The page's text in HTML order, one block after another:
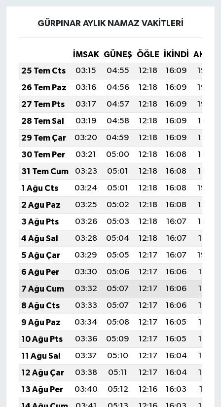
GÜRPINAR AYLIK NAMAZ VAKITLERI
İMSAK GÜNEŞ ÖĞLE İKINDI
25 Tem Cts
03:15 04:55 12:18 16:09
19:30
26 Tem Paz
03:16 04:56 12:18 16:09
19:30
27 Tem Pts
03:17 04:57 12:18 16:09
19:29
28 Tem Sal
03:19 04:58 12:18 16:09
19:28
29 Tem Çar
03:20 04:59 12:18 16:09
19:27
30 Tem Per
03:21 05:00 12:18 16:08
19:26
31 Tem Cum
03:23 05:01 12:18 16:08
19:25
1 Ağu Cts
03:24 05:01 12:18 16:08
19:24
2 Ağu Paz
03:25 05:02 12:18 16:08
19:23
3 Ağu Pts
03:26 05:03 12:18 16:07
19:22
4 Ağu Sal
03:28 05:04 12:18 16:07
19:21
5 Ağu Çar
03:29 05:05 12:17 16:07
19:20
6 Ağu Per
03:30 05:06 12:17 16:06
19:19
7 Ağu Cum
03:32 05:07 12:17 16:06
19:18
8 Ağu Cts
03:33 05:07 12:17 16:06
19:17
9 Ağu Paz
03:34 05:08 12:17 16:05
19:16
10 Ağu Pts
03:36 05:09 12:17 16:05
19:14
11 Ağu Sal
03:37 05:10 12:17 16:04
19:13
12 Ağu Çar
03:38 05:11 12:17 16:04
19:12
13 Ağu Per
03:40 05:12 12:16 16:03
19:11